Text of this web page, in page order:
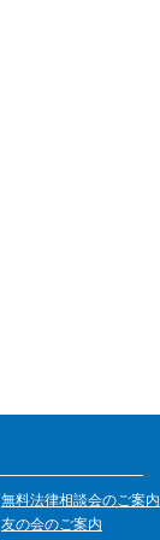
無料法律相談会のご案内
友の会のご案内